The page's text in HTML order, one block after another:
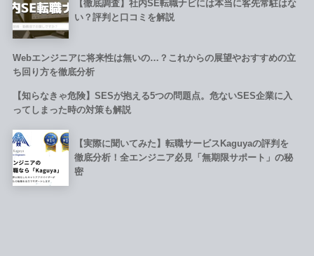
【徹底調査】社内SE転職ナビには本当に客先常駐はな
い？評判と口コミを解説
Webエンジニアに将来性は無いの…？これからの展望やおすすめの立
ち回り方を徹底分析
【知らなきゃ危険】SESが抱える5つの問題点。危ないSES企業に入
ってしまった時の対策も解説
【実際に聞いてみた】転職サービスKaguyaの評判を
徹底分析！全エンジニア必見「無期限サポート」の秘
密